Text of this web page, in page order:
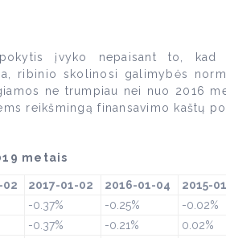
įvyko nepaisant to, kad
ribinio skolinosi galimybės
ne trumpiau nei nuo 2016
reikšmingą finansavimo kaštų
metais
02 2017-01-02 2016-01-04 2015-
-0.37% -0.25% -0.02%
-0.37% -0.21% 0.02%